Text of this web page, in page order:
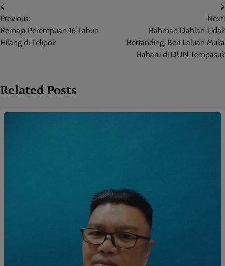
Post
navigation
Previous:
Remaja Perempuan 16 Tahun
Hilang di Telipok
Next:
Rahman Dahlan Tidak
Bertanding, Beri Laluan Muka
Baharu di DUN Tempasuk
Related Posts